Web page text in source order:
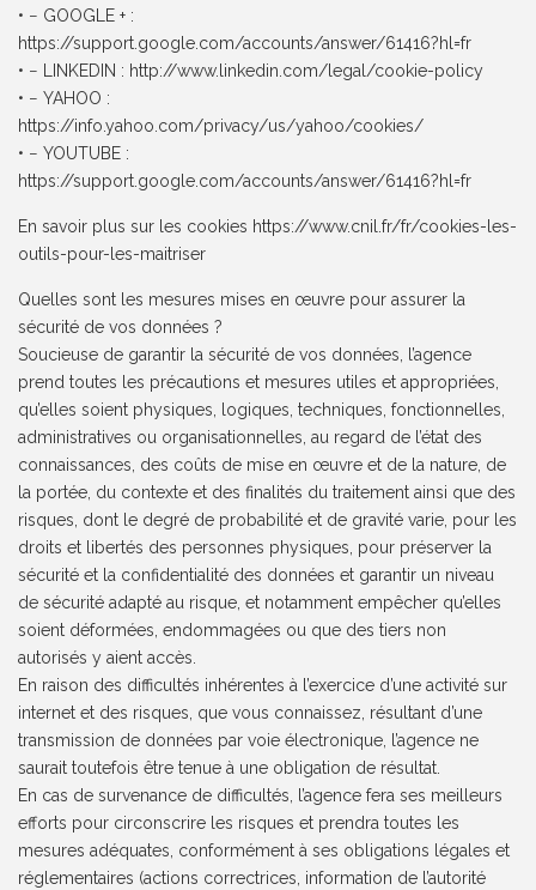
• − GOOGLE + :
https://support.google.com/accounts/answer/61416?hl=fr
• − LINKEDIN : http://www.linkedin.com/legal/cookie-policy
• − YAHOO :
https://info.yahoo.com/privacy/us/yahoo/cookies/
• − YOUTUBE :
https://support.google.com/accounts/answer/61416?hl=fr
En savoir plus sur les cookies https://www.cnil.fr/fr/cookies-les-
outils-pour-les-maitriser
Quelles sont les mesures mises en œuvre pour assurer la
sécurité de vos données ?
Soucieuse de garantir la sécurité de vos données, l’agence
prend toutes les précautions et mesures utiles et appropriées,
qu’elles soient physiques, logiques, techniques, fonctionnelles,
administratives ou organisationnelles, au regard de l’état des
connaissances, des coûts de mise en œuvre et de la nature, de
la portée, du contexte et des finalités du traitement ainsi que des
risques, dont le degré de probabilité et de gravité varie, pour les
droits et libertés des personnes physiques, pour préserver la
sécurité et la confidentialité des données et garantir un niveau
de sécurité adapté au risque, et notamment empêcher qu’elles
soient déformées, endommagées ou que des tiers non
autorisés y aient accès.
En raison des difficultés inhérentes à l’exercice d’une activité sur
internet et des risques, que vous connaissez, résultant d’une
transmission de données par voie électronique, l’agence ne
saurait toutefois être tenue à une obligation de résultat.
En cas de survenance de difficultés, l’agence fera ses meilleurs
efforts pour circonscrire les risques et prendra toutes les
mesures adéquates, conformément à ses obligations légales et
réglementaires (actions correctrices, information de l’autorité